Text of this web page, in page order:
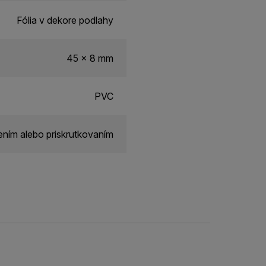
Fólia v dekore podlahy
45 x 8 mm
PVC
alebo priskrutkovaním